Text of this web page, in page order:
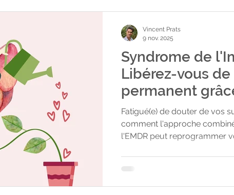
Syndrome de
Libérez-vous
permanent
et l'EMDR
Fatigué(e) de douter de vos
comment l'approche
l'EMDR peut reprogrammer
Vincent Prats
9 nov. 2025